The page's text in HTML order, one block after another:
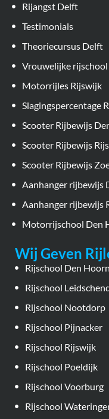
Rijangst Delft
Testimonials
Theoriecursus Delft
Vrouwelijke
Motorrijles Rijswijk
Slagingspercentage
Scooter Rijbewijs
Scooter Rijbewijs
Scooter Rijbewijs
Aanhanger rijbewijs
Aanhanger rijbewijs
Motorrijschool Den
Wij Geven
Rijschool Den Hoorn
Rijschool
Rijschool Nootdorp
Rijschool Pijnacker
Rijschool Rijswijk
Rijschool Poeldijk
Rijschool Voorburg
Rijschool